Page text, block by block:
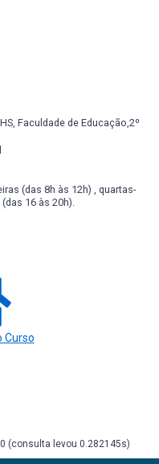
Faculdade de Educação,2º
(das 8h às 12h) , quartas-
16 às 20h).
Curso
(consulta levou 0.282145s)